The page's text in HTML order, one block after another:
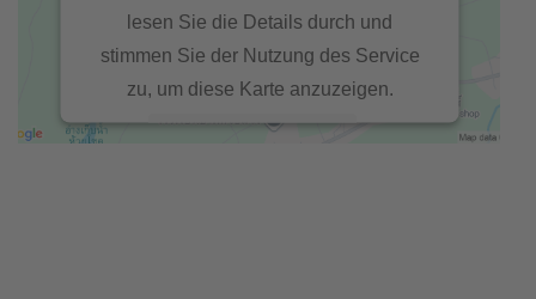
lesen Sie die Details durch und
stimmen Sie der Nutzung des Service
zu, um diese Karte anzuzeigen.
Mehr Informationen